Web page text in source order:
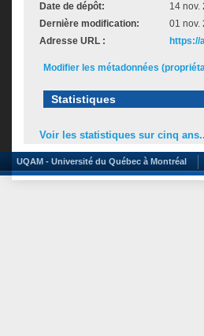
Date de dépôt:
14 nov.
Dernière modification:
01 nov.
Adresse URL :
https://
Modifier les métadonnées
Statistiques
Voir les statistiques sur cinq
UQAM - Université du Québec à Montréal